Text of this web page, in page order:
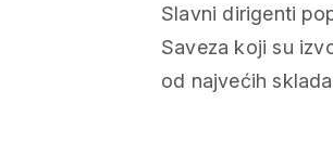
Slavni dirigenti
Saveza koji su
od najvećih